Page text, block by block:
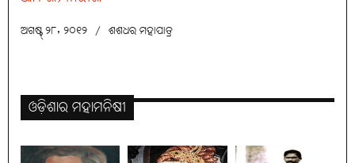
ଅଗଷ୍ଟ୍ ୨୮, ୨୦୧୨ / ଶଶଧର ମହାପାତ୍ର
ଓଡ଼ିଶାର ମହାମନିଷୀ